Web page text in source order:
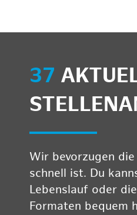
37
Wir bevorzugen
schnell ist. Du
Lebenslauf oder
Formaten bequem